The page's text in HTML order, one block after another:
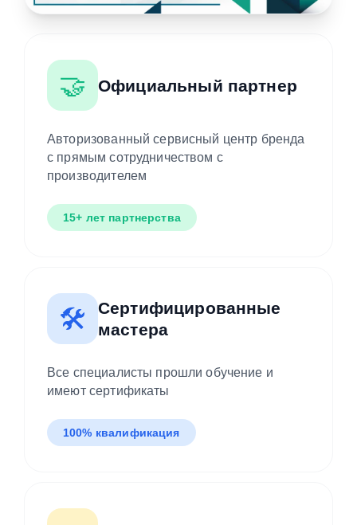
🤝 Официальный партнер
Авторизованный сервисный центр бренда
с прямым сотрудничеством с
производителем
15+ лет партнерства
🛠️
Сертифицированные
мастера
Все специалисты прошли обучение и
имеют сертификаты
100% квалификация